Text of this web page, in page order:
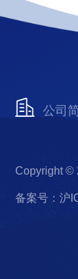
公司
Copyright ©
备案号：沪